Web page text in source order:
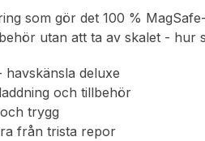
som gör det 100 %
utan att ta av skalet - hur
deluxe
och tillbehör
trygg
från trista repor